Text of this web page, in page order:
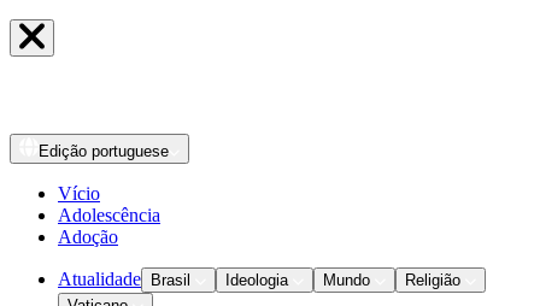
Edição portuguese
Vício
Adolescência
Adoção
Atualidade Brasil Ideologia Mundo
Religião